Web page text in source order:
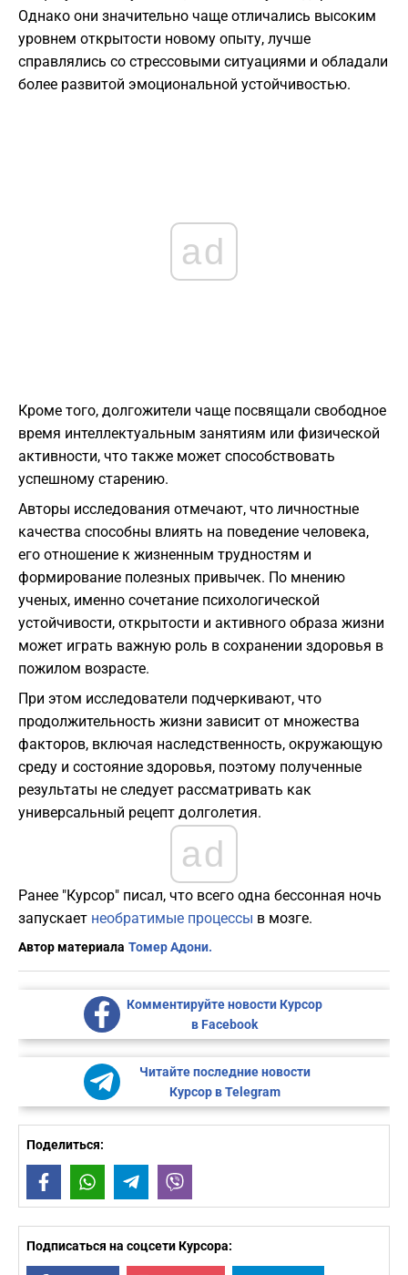
Однако они значительно чаще отличались высоким
уровнем открытости новому опыту, лучше
справлялись со стрессовыми ситуациями и обладали
более развитой эмоциональной устойчивостью.
ad
Кроме того, долгожители чаще посвящали свободное
время интеллектуальным занятиям или физической
активности, что также может способствовать
успешному старению.
Авторы исследования отмечают, что личностные
качества способны влиять на поведение человека,
его отношение к жизненным трудностям и
формирование полезных привычек. По мнению
ученых, именно сочетание психологической
устойчивости, открытости и активного образа жизни
может играть важную роль в сохранении здоровья в
пожилом возрасте.
При этом исследователи подчеркивают, что
продолжительность жизни зависит от множества
факторов, включая наследственность, окружающую
среду и состояние здоровья, поэтому полученные
результаты не следует рассматривать как
универсальный рецепт долголетия.
ad
Ранее "Курсор" писал, что всего одна бессонная ночь
запускает необратимые процессы в мозге.
Автор материала Томер Адони.
Комментируйте новости Курсор
в Facebook
Читайте последние новости
Курсор в Telegram
Поделиться:
FacebookWhatsAppTelegram
Подписаться на соцсети Курсора: